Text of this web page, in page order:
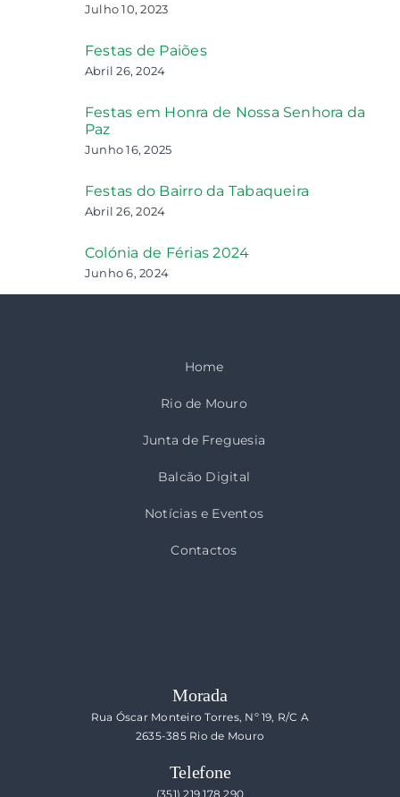
Julho 10, 2023
Festas de Paiões
Abril 26, 2024
Festas em Honra de Nossa Senhora da
Paz
Junho 16, 2025
Festas do Bairro da Tabaqueira
Abril 26, 2024
Colónia de Férias 2024
Junho 6, 2024
Home
Rio de Mouro
Junta de Freguesia
Balcão Digital
Notícias e Eventos
Contactos
Morada
Rua Óscar Monteiro Torres, Nº 19, R/C A
2635-385 Rio de Mouro
Telefone
(351) 219 178 290